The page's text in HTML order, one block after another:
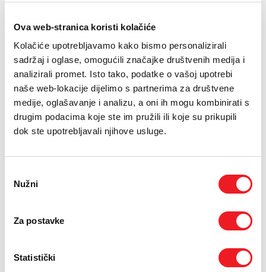
Ova web-stranica koristi kolačiće
Kolačiće upotrebljavamo kako bismo personalizirali
sadržaj i oglase, omogućili značajke društvenih medija i
analizirali promet. Isto tako, podatke o vašoj upotrebi
naše web-lokacije dijelimo s partnerima za društvene
medije, oglašavanje i analizu, a oni ih mogu kombinirati s
drugim podacima koje ste im pružili ili koje su prikupili
dok ste upotrebljavali njihove usluge.
pristanka
Nužni
Za postavke
Statistički
nakon prvog odlaznog
poziva ili poslane SMS
poruke broj je spreman
za uporabu. Uz !hej broj
dobivaš upute za
korištenje i 4 KM na
glavnom računu kojeg
možeš potrošiti za
kupovinu bilo koje
svaku prvu mjesečnu
tijekom 6 mjeseci,
trajanju od 7 dana.
pretplate i papirologije.
Cijena !hej Internet2GO
paketa je 10KM.